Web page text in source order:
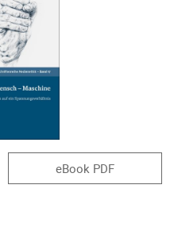
eBook PDF